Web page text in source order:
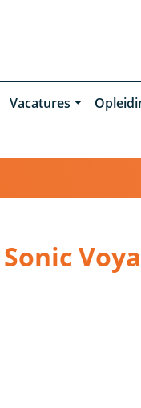
Vacatures